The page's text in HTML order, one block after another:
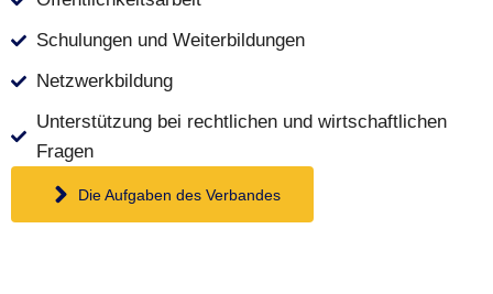
Schulungen und Weiterbildungen
Netzwerkbildung
Unterstützung bei rechtlichen und wirtschaftlichen
Fragen
Die Aufgaben des Verbandes